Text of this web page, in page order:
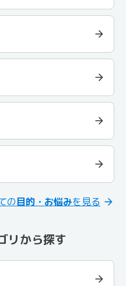
の目的・お悩みを見る
リから探す